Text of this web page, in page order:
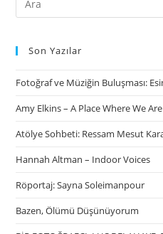
Son Yazılar
Fotoğraf ve Müziğin Buluşması:
Amy Elkins – A Place Where We
Atölye Sohbeti: Ressam Mesut
Hannah Altman – Indoor Voices
Röportaj: Sayna Soleimanpour
Bazen, Ölümü Düşünüyorum